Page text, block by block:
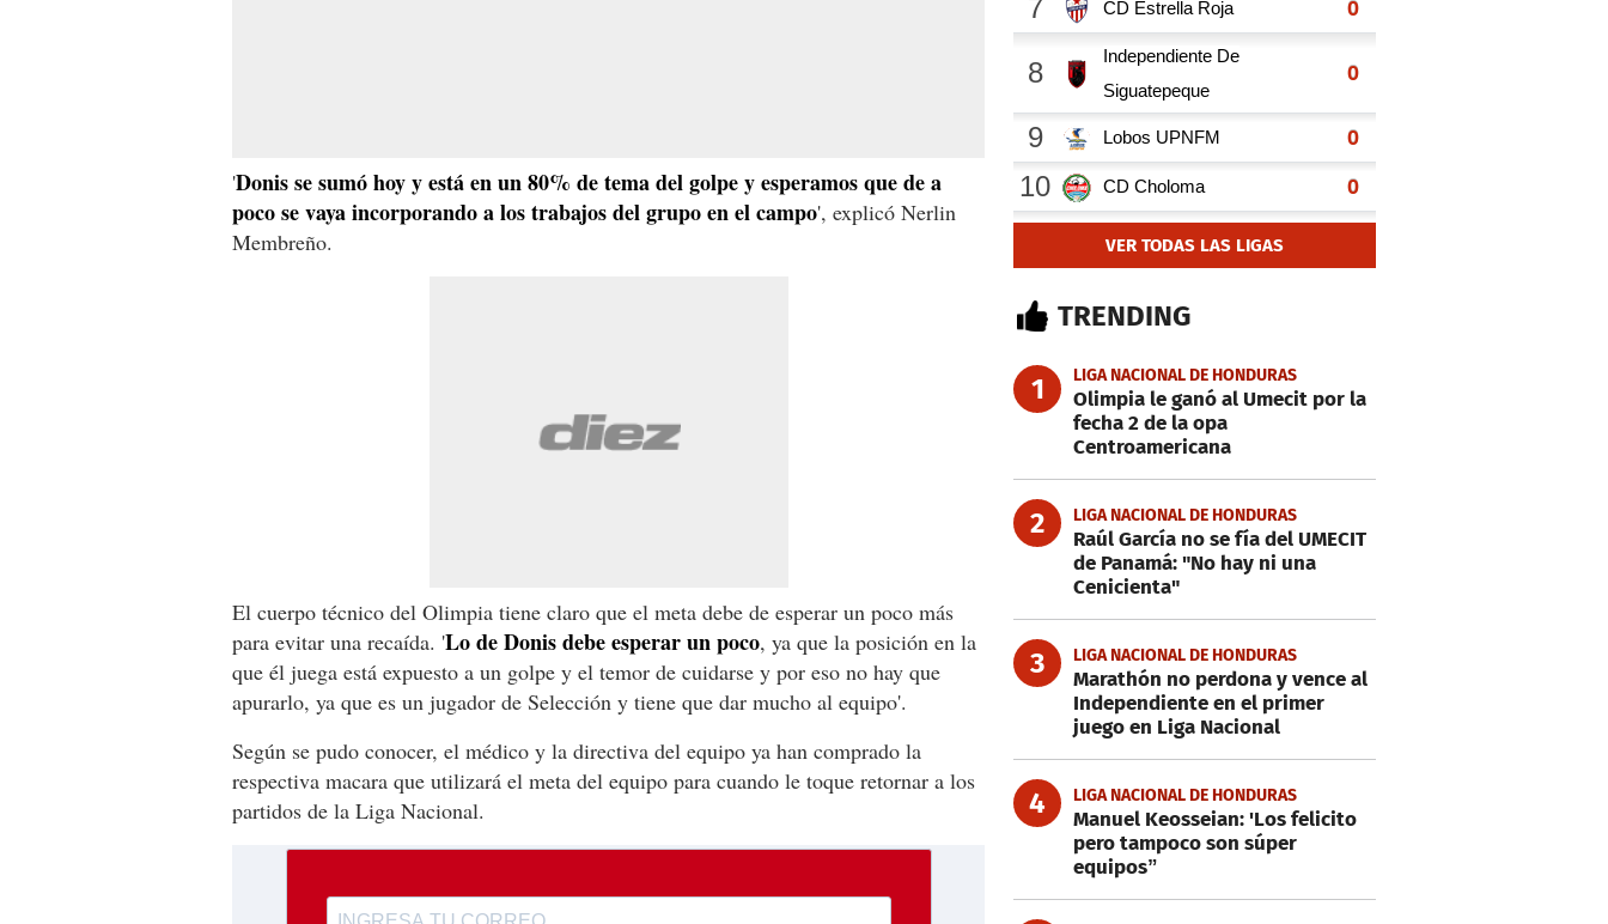
'Donis se sumó hoy y está en un 80% de tema del golpe y esperamos que de a
poco se vaya incorporando a los trabajos del grupo en el campo', explicó Nerlin
Membreño.
El cuerpo técnico del Olimpia tiene claro que el meta debe de esperar un poco más
para evitar una recaída. 'Lo de Donis debe esperar un poco, ya que la posición en la
que él juega está expuesto a un golpe y el temor de cuidarse y por eso no hay que
apurarlo, ya que es un jugador de Selección y tiene que dar mucho al equipo'.
Según se pudo conocer, el médico y la directiva del equipo ya han comprado la
respectiva macara que utilizará el meta del equipo para cuando le toque retornar a los
partidos de la Liga Nacional.
VER TODAS LAS LIGAS
TRENDING
1 LIGA NACIONAL DE HONDURAS
Olimpia le ganó al Umecit por la
fecha 2 de la opa
Centroamericana
2 LIGA NACIONAL DE HONDURAS
Raúl García no se fía del UMECIT
de Panamá: "No hay ni una
Cenicienta"
3 LIGA NACIONAL DE HONDURAS
Marathón no perdona y vence al
Independiente en el primer
juego en Liga Nacional
4 LIGA NACIONAL DE HONDURAS
Manuel Keosseian: 'Los felicito
pero tampoco son súper
equipos”